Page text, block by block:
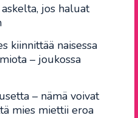
jos haluat
kiinnittää naisessa
– joukossa
– nämä voivat
mies miettii eroa